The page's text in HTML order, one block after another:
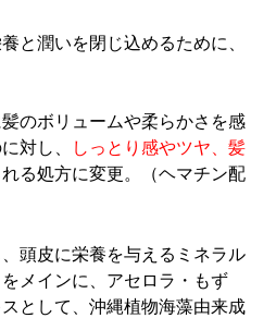
と潤いを閉じ込めるために、
のボリュームや柔らかさを感
対し、
しっとり感やツヤ、髪
る処方に変更。（ヘマチン配
頭皮に栄養を与えるミネラル
メインに、アセロラ・もず
として、沖縄植物海藻由来成